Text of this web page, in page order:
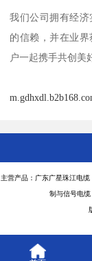
我们公司拥有经
的信赖，并在业
户一起携手共创美
主营产品：广东广星珠江电
制与信号电